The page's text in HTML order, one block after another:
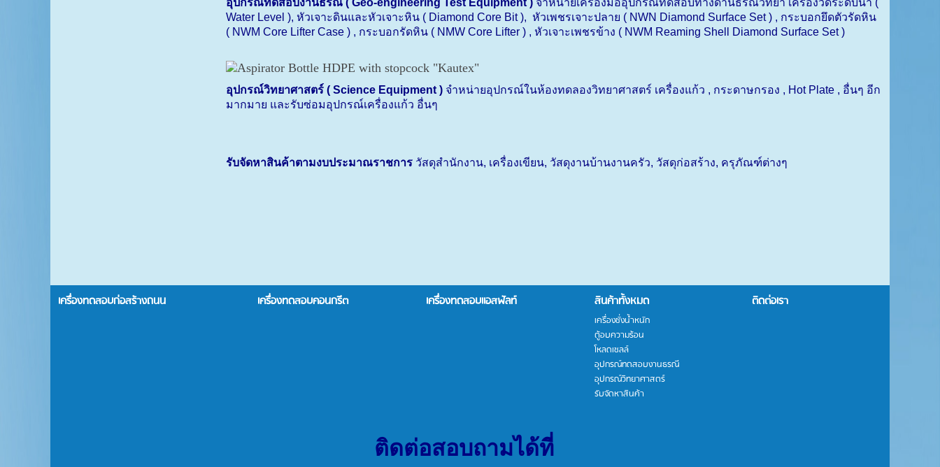
อุปกรณ์ทดสอบงานธรณี ( Geo-engineering Test Equipment )จำหน่ายเครื่องมืออุปกรณ์ทดสอบทางด้านธรณีวิทยา เครื่องวัดระดับน้ำ (
Water Level ), หัวเจาะดินและหัวเจาะหิน ( Diamond Core Bit ), หัวเพชรเจาะปลาย ( NWN Diamond Surface Set ) , กระบอกยึดตัวรัดหิน
( NWM Core Lifter Case ) , กระบอกรัดหิน ( NMW Core Lifter ) , หัวเจาะเพชรข้าง ( NWM Reaming Shell Diamond Surface Set )
อุปกรณ์วิทยาศาสตร์ ( Science Equipment ) จำหน่ายอุปกรณ์ในห้องทดลองวิทยาศาสตร์ เครื่องแก้ว , กระดาษกรอง , Hot Plate , อื่นๆ อีก
มากมาย และรับซ่อมอุปกรณ์เครื่องแก้ว อื่นๆ
รับจัดหาสินค้าตามงบประมาณราชการวัสดุสำนักงาน, เครื่องเขียน, วัสดุงานบ้านงานครัว, วัสดุก่อสร้าง, ครุภัณฑ์ต่างๆ
เครื่องทดสอบก่อสร้างถนน เครื่องทดสอบคอนกรีต เครื่องทดสอบแอสฟัลท์ สินค้าทั้งหมด
เครื่องชั่งน้ำหนัก
ตู้อบความร้อน
โหลดเซลล์
อุปกรณ์ทดสอบงานธรณี
อุปกรณ์วิทยาศาสตร์
รับจัดหาสินค้า
ติดต่อเรา
ติดต่อสอบถามได้ที่